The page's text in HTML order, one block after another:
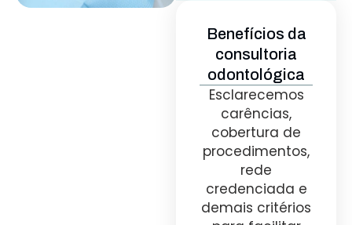
Benefícios da
consultoria
odontológica
Esclarecemos
carências,
cobertura de
procedimentos,
rede
credenciada e
demais critérios